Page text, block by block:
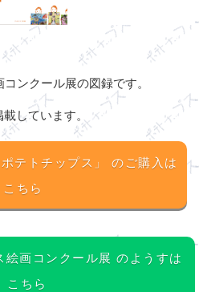
ンクール展の図録です。
しています。
テトチップス」
のご購入は
こちら
絵画コンクール展 のようすは
こちら